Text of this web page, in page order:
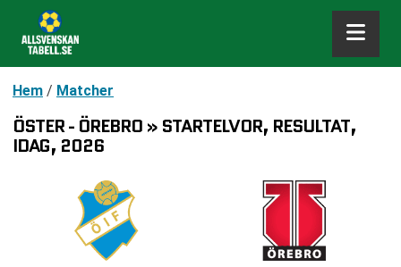
Hem / Matcher
ÖSTER - ÖREBRO » STARTELVOR, RESULTAT,
IDAG, 2026